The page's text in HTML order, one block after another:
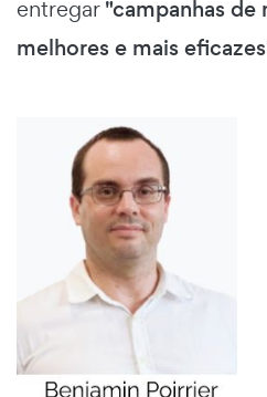
entregar"campanhas
melhores e mais